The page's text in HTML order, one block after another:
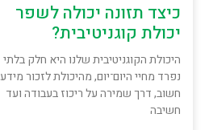
כיצד תזונה יכולה לשפר
יכולת קוגניטיבית?
היכולת הקוגניטיבית שלנו היא חלק בלתי
נפרד מחיי היום־יום, מהיכולת לזכור מידע
חשוב, דרך שמירה על ריכוז בעבודה ועד
חשיבה